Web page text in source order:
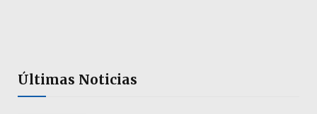
Últimas Noticias